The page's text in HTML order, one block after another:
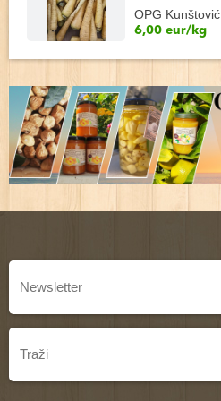
OPG Kunštović
6,00 eur/kg